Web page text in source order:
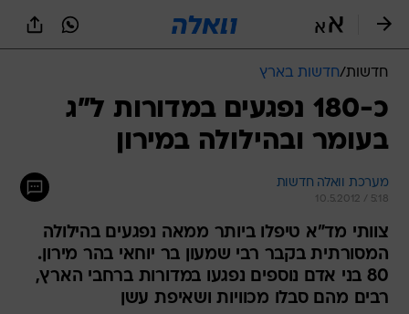
חדשות/חדשות בארץ
כ-180 נפגעים במדורות ל"ג
בעומר ובהילולה במירון
מערכת וואלה חדשות
10.5.2012 / 5:18
צוותי מד"א טיפלו ביותר ממאה נפגעים בהילולה
המסורתית בקבר רבי שמעון בר יוחאי בהר מירון.
80 בני אדם נוספים נפגעו במדורות ברחבי הארץ,
רבים מהם סבלו מכוויות ושאיפת עשן